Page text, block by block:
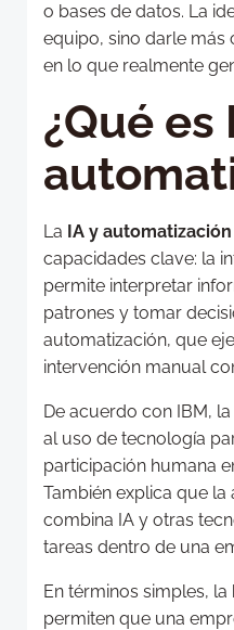
o bases de datos. La
equipo, sino darle más
en lo que realmente
¿Qué es
La IA y automatización
capacidades clave: la
permite interpretar
patrones y tomar
automatización, que
intervención manual
De acuerdo con IBM,
al uso de tecnología
participación humana
También explica que
combina IA y otras
tareas dentro de una
En términos simples, la
permiten que una